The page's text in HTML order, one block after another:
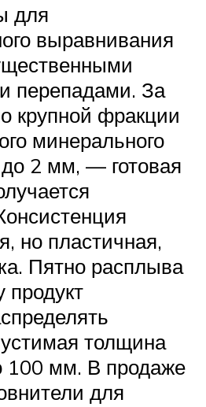
для
выравнивания
перепадами. За
крупной фракции
минерального
2 мм, — готовая
но пластичная,
Пятно расплыва
продукт
толщина
100 мм. В продаже
для